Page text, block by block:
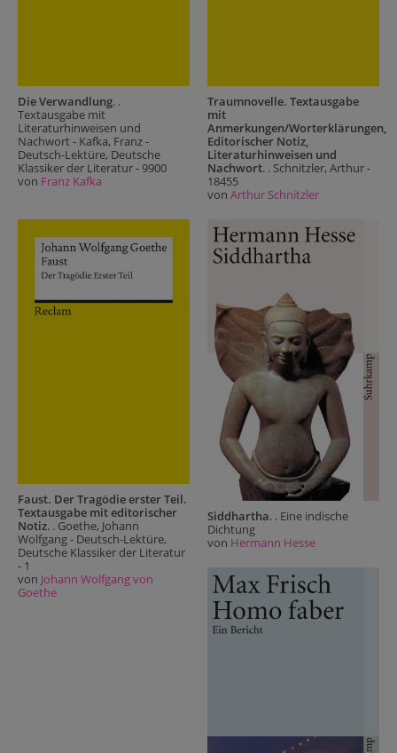
Die Verwandlung. .
Textausgabe mit
Literaturhinweisen und
Nachwort - Kafka, Franz -
Deutsch-Lektüre, Deutsche
Klassiker der Literatur - 9900
von Franz Kafka
Traumnovelle. Textausgabe
mit
Anmerkungen/Worterklärungen,
Editorischer Notiz,
Literaturhinweisen und
Nachwort. . Schnitzler, Arthur -
18455
von Arthur Schnitzler
Faust. Der Tragödie erster Teil.
Textausgabe mit editorischer
Notiz. . Goethe, Johann
Wolfgang - Deutsch-Lektüre,
Deutsche Klassiker der Literatur
- 1
von Johann Wolfgang von
Goethe
Siddhartha. . Eine indische
Dichtung
von Hermann Hesse